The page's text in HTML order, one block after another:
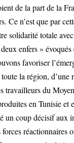
de la part de la
Ce n’est que par
solidarité totale
enfers »
favoriser
la région, d’une
travailleurs du
en Tunisie et
un coup décisif aux
réactionnaires